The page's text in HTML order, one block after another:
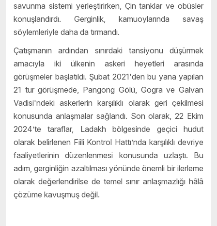
savunma sistemi yerleştirirken, Çin tanklar ve obüsler
konuşlandırdı. Gerginlik, kamuoylarında savaş
söylemleriyle daha da tırmandı.
Çatışmanın ardından sınırdaki tansiyonu düşürmek
amacıyla iki ülkenin askeri heyetleri arasında
görüşmeler başlatıldı. Şubat 2021'den bu yana yapılan
21 tur görüşmede, Pangong Gölü, Gogra ve Galvan
Vadisi'ndeki askerlerin karşılıklı olarak geri çekilmesi
konusunda anlaşmalar sağlandı. Son olarak, 22 Ekim
2024’te taraflar, Ladakh bölgesinde geçici hudut
olarak belirlenen Fiili Kontrol Hattı’nda karşılıklı devriye
faaliyetlerinin düzenlenmesi konusunda uzlaştı. Bu
adım, gerginliğin azaltılması yönünde önemli bir ilerleme
olarak değerlendirilse de temel sınır anlaşmazlığı hâlâ
çözüme kavuşmuş değil.